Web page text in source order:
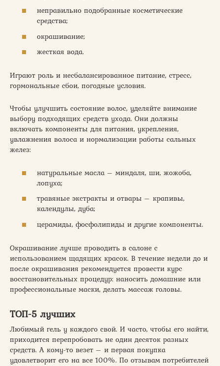
неправильно подобранные косметические
средства;
окрашивание;
жесткая вода.
Играют роль и несбалансированное питание, стресс,
гормональные сбои, погодные условия.
Чтобы улучшить состояние волос, уделяйте внимание
выбору подходящих средств ухода. Они должны
включать компоненты для питания, укрепления,
увлажнения волоса и нормализации работы сальных
желез:
натуральные масла – миндаля, ши, жожоба,
лопуха;
травяные экстракты и отвары – крапивы,
календулы, дуба;
церамиды, фосфолипиды и другие компоненты.
Окрашивание лучше проводить в салоне с
использованием щадящих красок. В течение недели до и
после окрашивания рекомендуется провести курс
восстановительных процедур: наносить домашние или
профессиональные маски, делать массаж головы.
ТОП-5 лучших
Любимый гель у каждого свой. И часто, чтобы его найти,
приходится перепробовать не один десяток разных
средств. А кому-то везет – и первая покупка
удовлетворит его на все 100%. По отзывам потребителей